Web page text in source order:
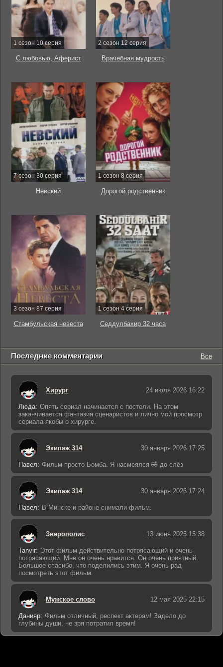
1 сезон 10 серия
С любовью, Аферист
2 сезон 12 серия
Врачебная мудрость
7 сезон 30 серия
Невский
1 сезон 8 серия
Дорогой родственник
3 сезон 87 серия
Стамбульская невеста
1 сезон 4 серия
Седдулбахир 32 часа
Последние комментарии Все
Хирург 24 июля 2026 16:22
Люда: Опять сериал начинается с постели. На этом
заканчивается фантазия сценаристов и лично мой просмотр
сериала якобы о хирурге.
Экипаж 314 30 января 2026 17:25
Павел: Фильм просто Бомба. Я насмеялся 🤣 до слёз
Экипаж 314 30 января 2026 17:24
Павел: В Минске и районе снимали фильм.
Зверополис 13 июня 2025 15:38
Tanvir: Этот фильм действительно потрясающий и очень
потрясающий. Мне он очень нравится. Он очень приятный.
Большое спасибо, что поделились этим. Я очень рад
посмотреть этот фильм.
Мужское слово 12 мая 2025 22:15
Данияр: Фильм отличный, респект актерам! Задело до
глубины души, не зря потратил время!